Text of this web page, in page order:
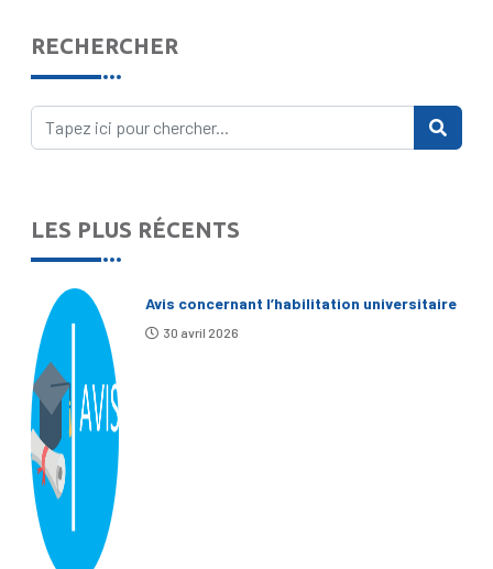
RECHERCHER
LES PLUS RÉCENTS
Avis concernant l’habilitation universitaire
30 avril 2026